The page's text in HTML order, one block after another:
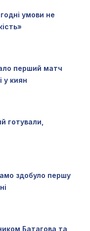
умови не
перший матч
у киян
готували,
здобуло першу
Батагова та